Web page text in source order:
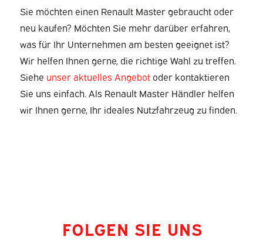
Sie möchten einen Renault Master gebraucht oder
neu kaufen? Möchten Sie mehr darüber erfahren,
was für Ihr Unternehmen am besten geeignet ist?
Wir helfen Ihnen gerne, die richtige Wahl zu treffen.
Siehe unser aktuelles Angebotoder kontaktieren
Sie uns einfach. Als Renault Master Händler helfen
wir Ihnen gerne, Ihr ideales Nutzfahrzeug zu finden.
FOLGEN SIE UNS